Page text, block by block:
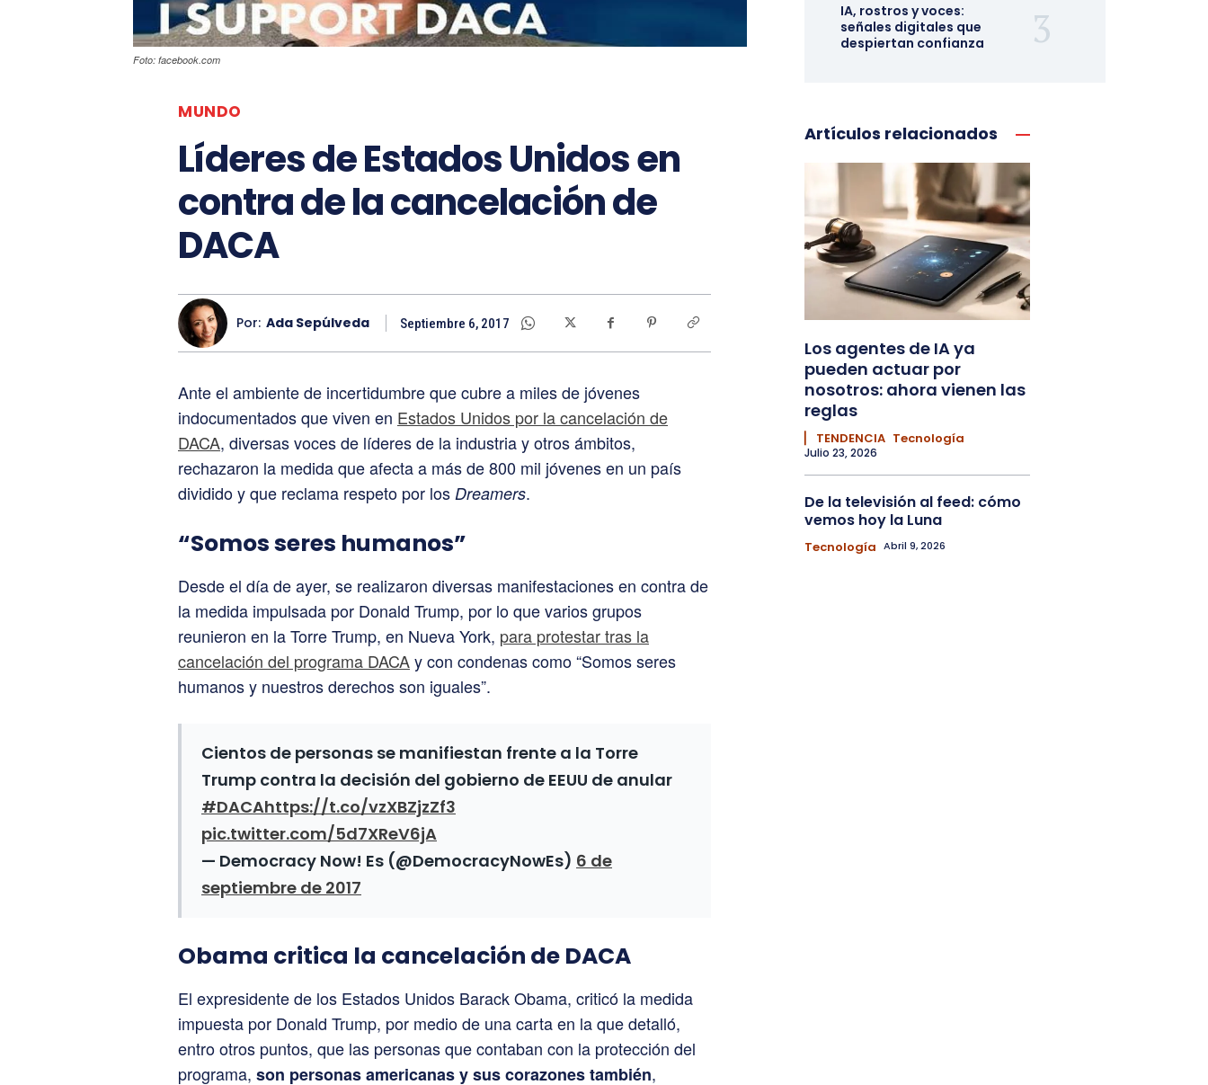
Foto: facebook.com
MUNDO
Líderes de Estados Unidos en
contra de la cancelación de
DACA
Por: Ada Sepúlveda Septiembre 6, 2017
Ante el ambiente de incertidumbre que cubre a miles de jóvenes
indocumentados que viven en Estados Unidos por la cancelación de
DACA, diversas voces de líderes de la industria y otros ámbitos,
rechazaron la medida que afecta a más de 800 mil jóvenes en un país
dividido y que reclama respeto por los Dreamers.
“Somos seres humanos”
Desde el día de ayer, se realizaron diversas manifestaciones en contra de
la medida impulsada por Donald Trump, por lo que varios grupos
reunieron en la Torre Trump, en Nueva York, para protestar tras la
cancelación del programa DACAy con condenas como “Somos seres
humanos y nuestros derechos son iguales”.
Cientos de personas se manifiestan frente a la Torre
Trump contra la decisión del gobierno de EEUU de anular
#DACAhttps://t.co/vzXBZjzZf3
pic.twitter.com/5d7XReV6jA
— Democracy Now! Es (@DemocracyNowEs) 6 de
septiembre de 2017
Obama critica la cancelación de DACA
El expresidente de los Estados Unidos Barack Obama, criticó la medida
impuesta por Donald Trump, por medio de una carta en la que detalló,
entro otros puntos, que las personas que contaban con la protección del
programa, son personas americanas y sus corazones también,
IA, rostros y voces:
señales digitales que
despiertan confianza
Artículos relacionados
Los agentes de IA ya
pueden actuar por
nosotros: ahora vienen las
reglas
▏ TENDENCIA Tecnología
Julio 23, 2026
De la televisión al feed: cómo
vemos hoy la Luna
Tecnología Abril 9, 2026